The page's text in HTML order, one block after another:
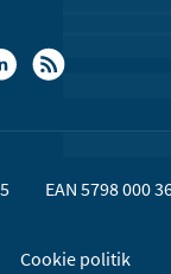
EAN 5798 000
Cookie politik